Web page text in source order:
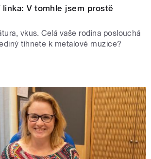
linka: V tomhle jsem prostě
vkus. Celá vaše rodina poslouchá
tíhnete k metalové muzice?